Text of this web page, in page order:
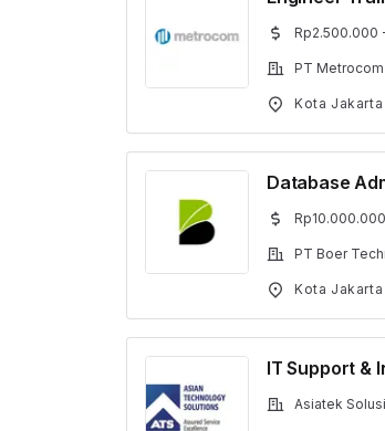
Rp2.500.000
PT
Kota Jakarta
Database
PT Boer
Kota Jakarta
IT Support &
Asiatek